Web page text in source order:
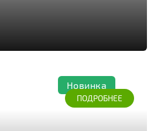
Новинка
ПОДРОБНЕЕ